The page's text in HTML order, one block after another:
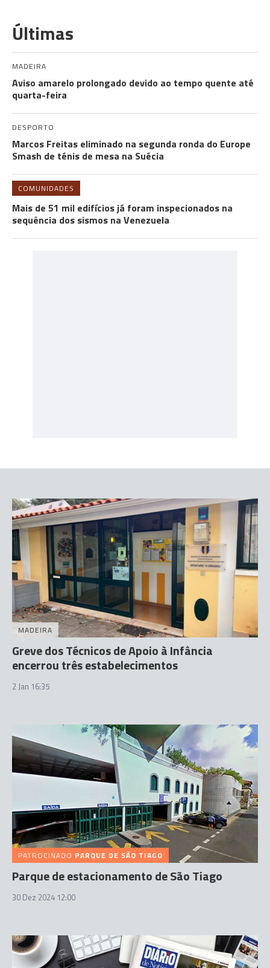
Últimas
MADEIRA
Aviso amarelo prolongado devido ao tempo quente até
quarta-feira
DESPORTO
Marcos Freitas eliminado na segunda ronda do Europe
Smash de ténis de mesa na Suécia
COMUNIDADES
Mais de 51 mil edifícios já foram inspecionados na
sequência dos sismos na Venezuela
MADEIRA
Greve dos Técnicos de Apoio à Infância
encerrou três estabelecimentos
2 Jan 16:35
PATROCINADO PARQUE DE SÃO TIAGO
Parque de estacionamento de São Tiago
30 Dez 2024 12:00